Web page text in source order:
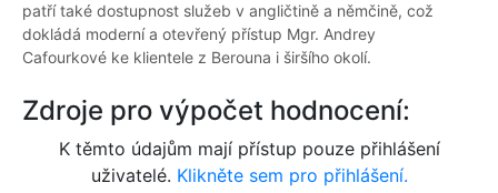
patří také dostupnost služeb v angličtině a němčině, což
dokládá moderní a otevřený přístup Mgr. Andrey
Cafourkové ke klientele z Berouna i širšího okolí.
Zdroje pro výpočet hodnocení:
K těmto údajům mají přístup pouze přihlášení
uživatelé. Klikněte sem pro přihlášení.